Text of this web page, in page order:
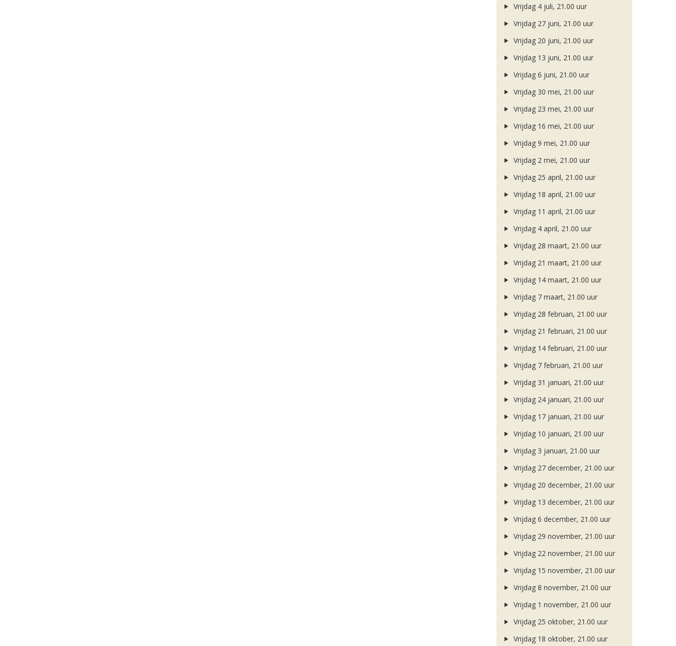
Vrijdag 4 juli, 21.00 uur
Vrijdag 27 juni, 21.00 uur
Vrijdag 20 juni, 21.00 uur
Vrijdag 13 juni, 21.00 uur
Vrijdag 6 juni, 21.00 uur
Vrijdag 30 mei, 21.00 uur
Vrijdag 23 mei, 21.00 uur
Vrijdag 16 mei, 21.00 uur
Vrijdag 9 mei, 21.00 uur
Vrijdag 2 mei, 21.00 uur
Vrijdag 25 april, 21.00 uur
Vrijdag 18 april, 21.00 uur
Vrijdag 11 april, 21.00 uur
Vrijdag 4 april, 21.00 uur
Vrijdag 28 maart, 21.00 uur
Vrijdag 21 maart, 21.00 uur
Vrijdag 14 maart, 21.00 uur
Vrijdag 7 maart, 21.00 uur
Vrijdag 28 februari, 21.00 uur
Vrijdag 21 februari, 21.00 uur
Vrijdag 14 februari, 21.00 uur
Vrijdag 7 februari, 21.00 uur
Vrijdag 31 januari, 21.00 uur
Vrijdag 24 januari, 21.00 uur
Vrijdag 17 januari, 21.00 uur
Vrijdag 10 januari, 21.00 uur
Vrijdag 3 januari, 21.00 uur
Vrijdag 27 december, 21.00 uur
Vrijdag 20 december, 21.00 uur
Vrijdag 13 december, 21.00 uur
Vrijdag 6 december, 21.00 uur
Vrijdag 29 november, 21.00 uur
Vrijdag 22 november, 21.00 uur
Vrijdag 15 november, 21.00 uur
Vrijdag 8 november, 21.00 uur
Vrijdag 1 november, 21.00 uur
Vrijdag 25 oktober, 21.00 uur
Vrijdag 18 oktober, 21.00 uur